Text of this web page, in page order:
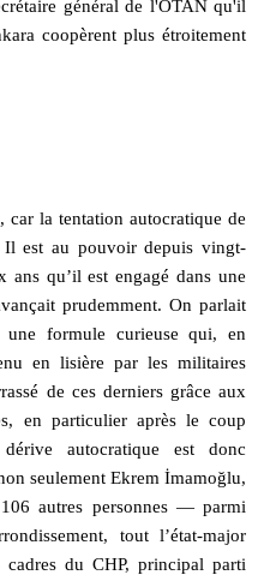
général de l'OTAN qu'il
coopèrent plus étroitement
car la tentation autocratique de
Il est au pouvoir depuis vingt-
qu’il est engagé dans une
prudemment. On parlait
une formule curieuse qui, en
en lisière par les militaires
de ces derniers grâce aux
en particulier après le coup
autocratique est donc
seulement Ekrem İmamoğlu,
autres personnes — parmi
tout l’état-major
du CHP, principal parti